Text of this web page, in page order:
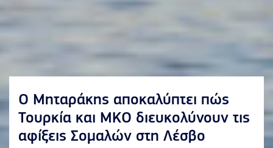
Ο Μηταράκης αποκαλύπτει πώς
Τουρκία και ΜΚΟ διευκολύνουν τις
αφίξεις Σομαλών στη Λέσβο